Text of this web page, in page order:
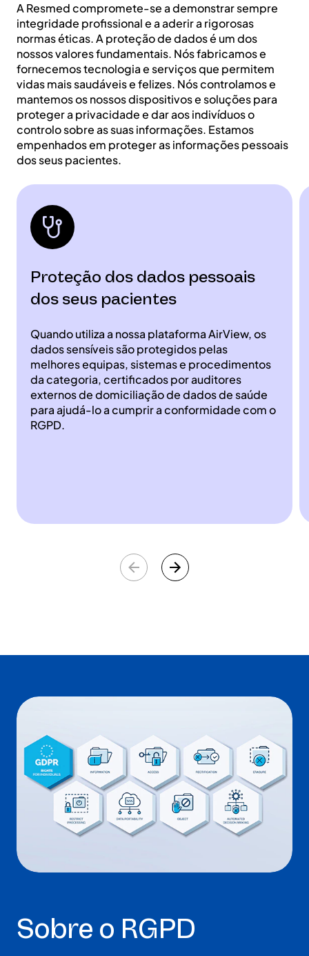
A Resmed compromete-se a demonstrar sempre
integridade profissional e a aderir a rigorosas
normas éticas. A proteção de dados é um dos
nossos valores fundamentais. Nós fabricamos e
fornecemos tecnologia e serviços que permitem
vidas mais saudáveis e felizes. Nós controlamos e
mantemos os nossos dispositivos e soluções para
proteger a privacidade e dar aos indivíduos o
controlo sobre as suas informações. Estamos
empenhados em proteger as informações pessoais
dos seus pacientes.
Proteção dos dados pessoais
dos seus pacientes
Quando utiliza a nossa plataforma AirView, os
dados sensíveis são protegidos pelas
melhores equipas, sistemas e procedimentos
da categoria, certificados por auditores
externos de domiciliação de dados de saúde
para ajudá-lo a cumprir a conformidade com o
RGPD.
Sobre o RGPD